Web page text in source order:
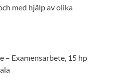
med hjälp av olika
– Examensarbete, 15 hp